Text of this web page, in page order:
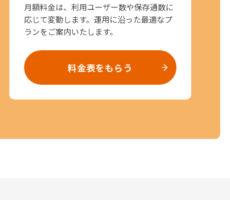
月額料金は、利用ユーザー数や保存通数に
応じて変動します。運用に沿った最適なプ
ランをご案内いたします。
料金表をもらう